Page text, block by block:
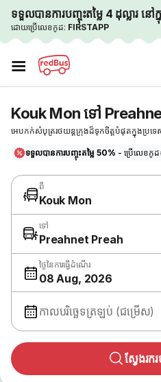
ទទួលបានការបញ្ចុះតម្លៃ 4 ដុល្លារ ន
ដោយប្រើលេខកូដ: FIRSTAPP
☰
Kouk Mon ទៅ
អេបកក់សំបុត្ររថយន្តក្រុងដ៏ទុកចិត្តបំផុតក្នុងប្រទេ
ទទួលបានការបញ្ចុះតម្លៃ 50% - ប្រើលេខកូ
ពី
Kouk Mon
ទៅ
Preahnet Preah
ថ្ងៃនៃការធ្វើដំណើរ
08 Aug, 2026
កាលបរិច្ឆេទត្រឡប់ (ជម្រើស)
ស្វែងរក